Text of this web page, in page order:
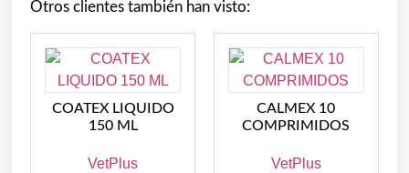
Otros clientes también han visto:
COATEX LIQUIDO
150 ML
VetPlus
CALMEX 10
COMPRIMIDOS
VetPlus